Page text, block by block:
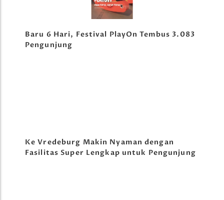
Baru 6 Hari, Festival PlayOn Tembus 3.083
Pengunjung
Ke Vredeburg Makin Nyaman dengan
Fasilitas Super Lengkap untuk Pengunjung